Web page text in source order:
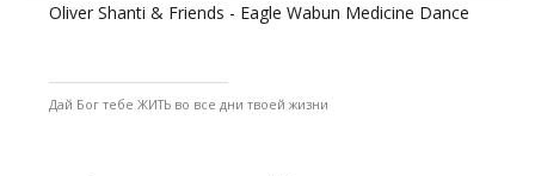
Oliver Shanti & Friends - Eagle Wabun Medicine Dance
Дай Бог тебе ЖИТЬ во все дни твоей жизни